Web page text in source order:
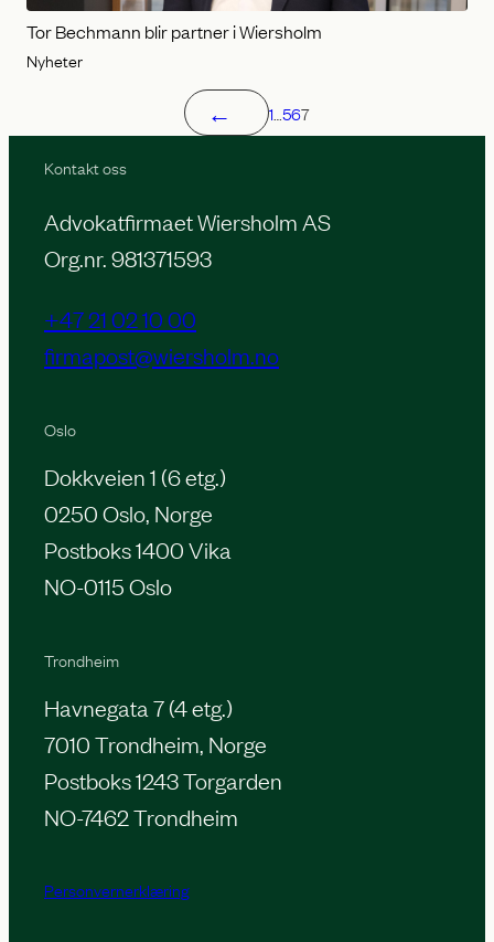
Tor Bechmann blir partner i Wiersholm
Nyheter
← 1 567
Kontakt oss
Advokatfirmaet Wiersholm AS
Org.nr. 981371593
+47 21 02 10 00
firmapost@wiersholm.no
Oslo
Dokkveien 1 (6 etg.)
0250 Oslo, Norge
Postboks 1400 Vika
NO-0115 Oslo
Trondheim
Havnegata 7 (4 etg.)
7010 Trondheim, Norge
Postboks 1243 Torgarden
NO-7462 Trondheim
Personvernerklæring